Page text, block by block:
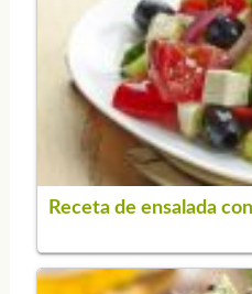
Receta de ensalada